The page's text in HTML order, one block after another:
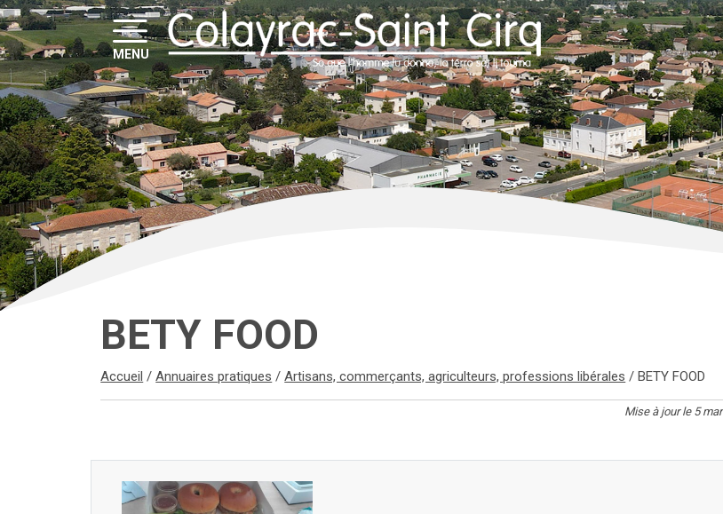
MENU
BETY FOOD
Accueil /Annuaires pratiques /Artisans, commerçants, agriculteurs, professions libérales /BETY FOOD
Mise à jour le 5